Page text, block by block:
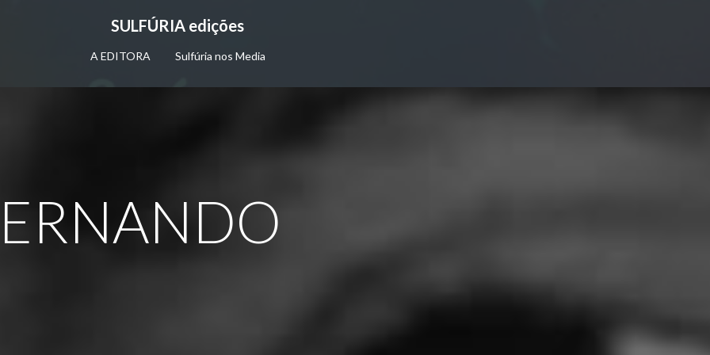
SULFÚRIA edições
A EDITORA Sulfúria nos Media